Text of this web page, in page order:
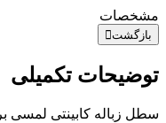
مشخصات
بازگشت
توضیحات تکمیلی
سطل زباله کابینتی لمسی